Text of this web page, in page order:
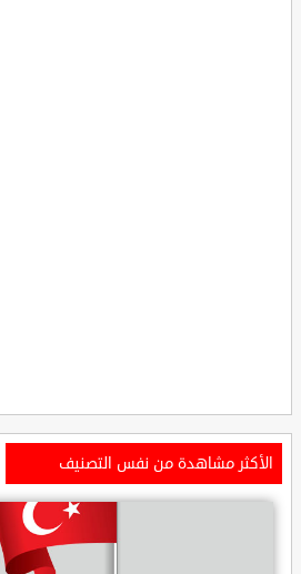
الأكثر مشاهدة من نفس التصنيف